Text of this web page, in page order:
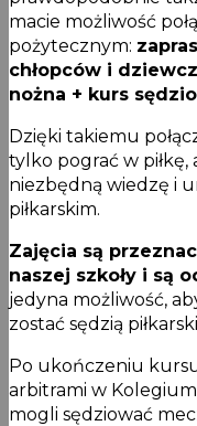
macie możliwość
pożytecznym:
chłopców i
nożna + kurs
Dzięki takiemu
tylko pograć w
niezbędną wiedzę i
piłkarskim.
Zajęcia są
naszej szkoły i są
jedyna możliwość,
zostać sędzią
Po ukończeniu
arbitrami w
mogli sędziować